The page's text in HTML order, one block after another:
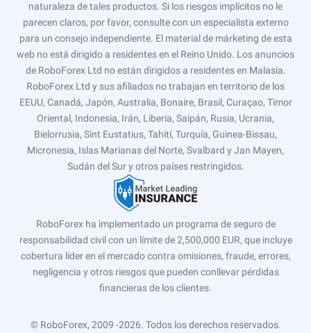
naturaleza de tales productos. Si los riesgos implícitos no le
parecen claros, por favor, consulte con un especialista externo
para un consejo independiente. El material de márketing de esta
web no está dirigido a residentes en el Reino Unido. Los anuncios
de RoboForex Ltd no están dirigidos a residentes en Malasia.
RoboForex Ltd y sus afiliados no trabajan en territorio de los
EEUU, Canadá, Japón, Australia, Bonaire, Brasil, Curaçao, Timor
Oriental, Indonesia, Irán, Liberia, Saipán, Rusia, Ucrania,
Bielorrusia, Sint Eustatius, Tahití, Turquía, Guinea-Bissau,
Micronesia, Islas Marianas del Norte, Svalbard y Jan Mayen,
Sudán del Sur y otros países restringidos.
RoboForex ha implementado un programa de seguro de
responsabilidad civil con un límite de 2,500,000 EUR, que incluye
cobertura líder en el mercado contra omisiones, fraude, errores,
negligencia y otros riesgos que pueden conllevar pérdidas
financieras de los clientes.
© RoboForex, 2009 -2026. Todos los derechos reservados.